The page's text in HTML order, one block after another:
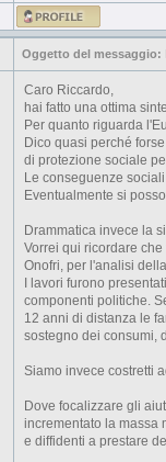
Oggetto del messaggio:
Caro Riccardo,
hai fatto una ottima
Per quanto riguarda
Dico quasi perché
di protezione sociale
Le conseguenze
Eventualmente si
Drammatica invece la
Vorrei qui ricordare
Onofri, per l'analisi
I lavori furono
componenti politiche.
12 anni di distanza le
sostegno dei consumi,
Siamo invece costretti
Dove focalizzare gli
incrementato la massa
e diffidenti a prestare